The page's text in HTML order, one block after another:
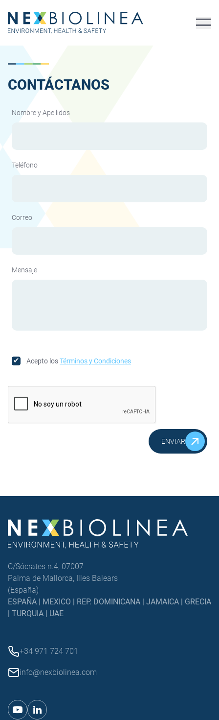
CONTÁCTANOS
Nombre y Apellidos
Teléfono
Correo
Mensaje
Acepto losTérminos y Condiciones
ENVIAR
C/Sócrates n.4, 07007
Palma de Mallorca, Illes Balears
(España)
ESPAÑA | MEXICO | REP. DOMINICANA | JAMAICA | GRECIA
| TURQUIA | UAE
+34 971 724 701
info@nexbiolinea.com